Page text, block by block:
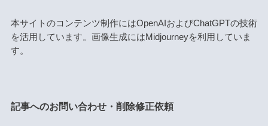
本サイトのコンテンツ制作にはOpenAIおよびChatGPTの技術
を活用しています。画像生成にはMidjourneyを利用していま
す。
記事へのお問い合わせ・削除修正依頼